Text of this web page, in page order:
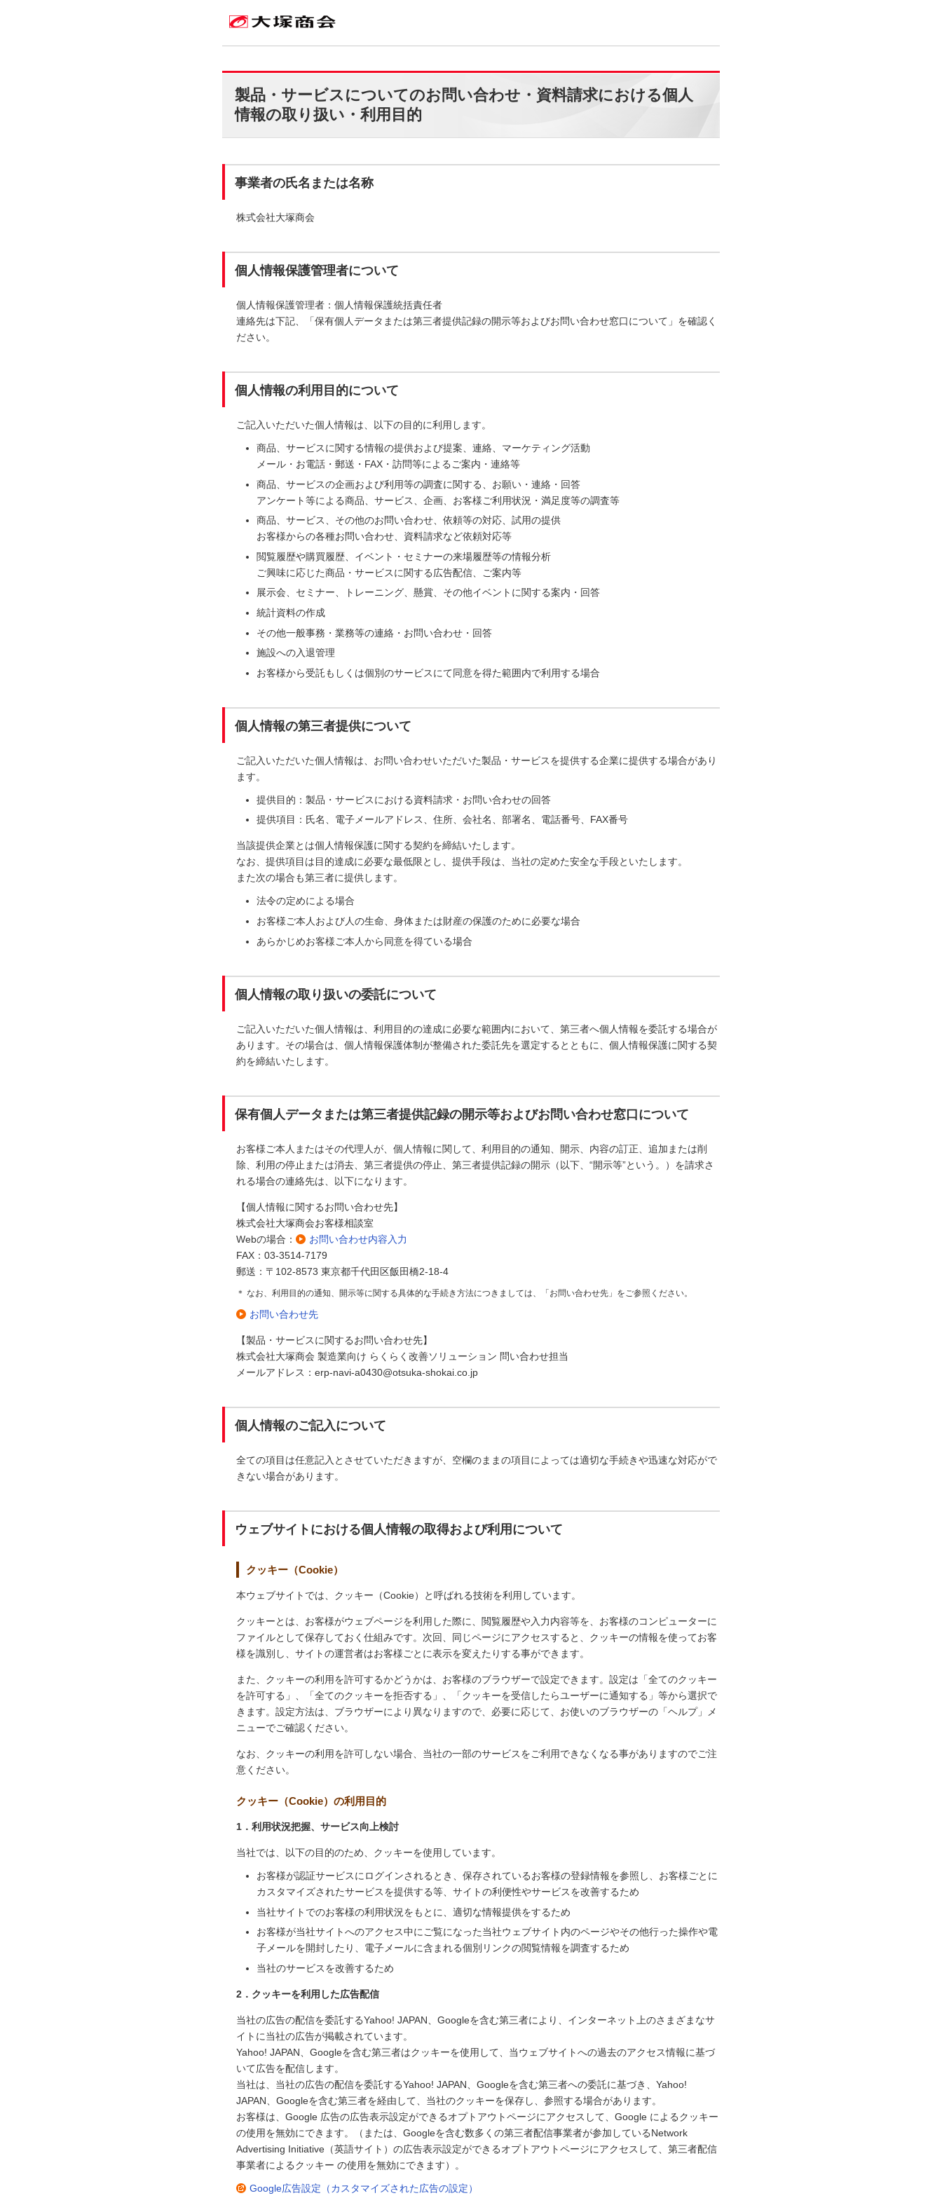
製品・サービスについてのお問い合わせ・資料請求における個人
情報の取り扱い・利用目的
事業者の氏名または名称
株式会社大塚商会
個人情報保護管理者について
個人情報保護管理者：個人情報保護統括責任者
連絡先は下記、「保有個人データまたは第三者提供記録の開示等およびお問い合わせ窓口について」を確認く
ださい。
個人情報の利用目的について
ご記入いただいた個人情報は、以下の目的に利用します。
商品、サービスに関する情報の提供および提案、連絡、マーケティング活動
メール・お電話・郵送・FAX・訪問等によるご案内・連絡等
商品、サービスの企画および利用等の調査に関する、お願い・連絡・回答
アンケート等による商品、サービス、企画、お客様ご利用状況・満足度等の調査等
商品、サービス、その他のお問い合わせ、依頼等の対応、試用の提供
お客様からの各種お問い合わせ、資料請求など依頼対応等
閲覧履歴や購買履歴、イベント・セミナーの来場履歴等の情報分析
ご興味に応じた商品・サービスに関する広告配信、ご案内等
展示会、セミナー、トレーニング、懸賞、その他イベントに関する案内・回答
統計資料の作成
その他一般事務・業務等の連絡・お問い合わせ・回答
施設への入退管理
お客様から受託もしくは個別のサービスにて同意を得た範囲内で利用する場合
個人情報の第三者提供について
ご記入いただいた個人情報は、お問い合わせいただいた製品・サービスを提供する企業に提供する場合があり
ます。
提供目的：製品・サービスにおける資料請求・お問い合わせの回答
提供項目：氏名、電子メールアドレス、住所、会社名、部署名、電話番号、FAX番号
当該提供企業とは個人情報保護に関する契約を締結いたします。
なお、提供項目は目的達成に必要な最低限とし、提供手段は、当社の定めた安全な手段といたします。
また次の場合も第三者に提供します。
法令の定めによる場合
お客様ご本人および人の生命、身体または財産の保護のために必要な場合
あらかじめお客様ご本人から同意を得ている場合
個人情報の取り扱いの委託について
ご記入いただいた個人情報は、利用目的の達成に必要な範囲内において、第三者へ個人情報を委託する場合が
あります。その場合は、個人情報保護体制が整備された委託先を選定するとともに、個人情報保護に関する契
約を締結いたします。
保有個人データまたは第三者提供記録の開示等およびお問い合わせ窓口について
お客様ご本人またはその代理人が、個人情報に関して、利用目的の通知、開示、内容の訂正、追加または削
除、利用の停止または消去、第三者提供の停止、第三者提供記録の開示（以下、“開示等”という。）を請求さ
れる場合の連絡先は、以下になります。
【個人情報に関するお問い合わせ先】
株式会社大塚商会お客様相談室
Webの場合：
お問い合わせ内容入力
FAX：03-3514-7179
郵送：〒102-8573 東京都千代田区飯田橋2-18-4
＊ なお、利用目的の通知、開示等に関する具体的な手続き方法につきましては、「お問い合わせ先」をご参照ください。
お問い合わせ先
【製品・サービスに関するお問い合わせ先】
株式会社大塚商会 製造業向け らくらく改善ソリューション 問い合わせ担当
メールアドレス：erp-navi-a0430@otsuka-shokai.co.jp
個人情報のご記入について
全ての項目は任意記入とさせていただきますが、空欄のままの項目によっては適切な手続きや迅速な対応がで
きない場合があります。
ウェブサイトにおける個人情報の取得および利用について
クッキー（Cookie）
本ウェブサイトでは、クッキー（Cookie）と呼ばれる技術を利用しています。
クッキーとは、お客様がウェブページを利用した際に、閲覧履歴や入力内容等を、お客様のコンピューターに
ファイルとして保存しておく仕組みです。次回、同じページにアクセスすると、クッキーの情報を使ってお客
様を識別し、サイトの運営者はお客様ごとに表示を変えたりする事ができます。
また、クッキーの利用を許可するかどうかは、お客様のブラウザーで設定できます。設定は「全てのクッキー
を許可する」、「全てのクッキーを拒否する」、「クッキーを受信したらユーザーに通知する」等から選択で
きます。設定方法は、ブラウザーにより異なりますので、必要に応じて、お使いのブラウザーの「ヘルプ」メ
ニューでご確認ください。
なお、クッキーの利用を許可しない場合、当社の一部のサービスをご利用できなくなる事がありますのでご注
意ください。
クッキー（Cookie）の利用目的
1．利用状況把握、サービス向上検討
当社では、以下の目的のため、クッキーを使用しています。
お客様が認証サービスにログインされるとき、保存されているお客様の登録情報を参照し、お客様ごとに
カスタマイズされたサービスを提供する等、サイトの利便性やサービスを改善するため
当社サイトでのお客様の利用状況をもとに、適切な情報提供をするため
お客様が当社サイトへのアクセス中にご覧になった当社ウェブサイト内のページやその他行った操作や電
子メールを開封したり、電子メールに含まれる個別リンクの閲覧情報を調査するため
当社のサービスを改善するため
2．クッキーを利用した広告配信
当社の広告の配信を委託するYahoo! JAPAN、Googleを含む第三者により、インターネット上のさまざまなサ
イトに当社の広告が掲載されています。
Yahoo! JAPAN、Googleを含む第三者はクッキーを使用して、当ウェブサイトへの過去のアクセス情報に基づ
いて広告を配信します。
当社は、当社の広告の配信を委託するYahoo! JAPAN、Googleを含む第三者への委託に基づき、Yahoo!
JAPAN、Googleを含む第三者を経由して、当社のクッキーを保存し、参照する場合があります。
お客様は、Google 広告の広告表示設定ができるオプトアウトページにアクセスして、Google によるクッキー
の使用を無効にできます。（または、Googleを含む数多くの第三者配信事業者が参加しているNetwork
Advertising Initiative（英語サイト）の広告表示設定ができるオプトアウトページにアクセスして、第三者配信
事業者によるクッキー の使用を無効にできます）。
Google広告設定（カスタマイズされた広告の設定）